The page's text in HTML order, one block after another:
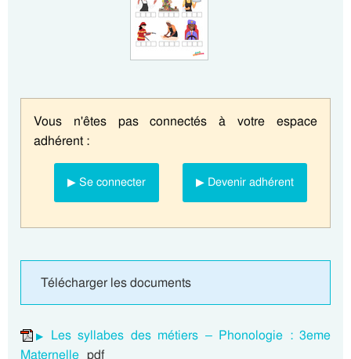
Vous n'êtes pas connectés à votre espace
adhérent :
▶ Se connecter ▶ Devenir adhérent
Télécharger les documents
Les syllabes des métiers – Phonologie : 3eme
Maternelle pdf